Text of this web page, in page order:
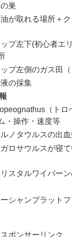
巣
油が取れる場所＋
プ左下(初心者エ
プ左側のガス田（
の採集
（トロ
・操作・速度等
ルノタウルスの出
ガロサウルスが寝
スタルワイバー
シャンプラット
スポンサーリンク